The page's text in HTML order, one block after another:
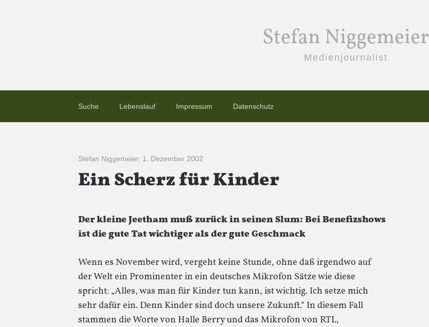
Stefan Niggemeier
Medienjournalist
Suche Lebenslauf Impressum Datenschutz
Stefan Niggemeier, 1. Dezember 2002
Ein Scherz für Kinder
Der kleine Jeetham muß zurück in seinen Slum: Bei Benefizshows
ist die gute Tat wichtiger als der gute Geschmack
Wenn es November wird, vergeht keine Stunde, ohne daß irgendwo auf
der Welt ein Prominenter in ein deutsches Mikrofon Sätze wie diese
spricht: „Alles, was man für Kinder tun kann, ist wichtig. Ich setze mich
sehr dafür ein. Denn Kinder sind doch unsere Zukunft.“ In diesem Fall
stammen die Worte von Halle Berry und das Mikrofon von RTL,